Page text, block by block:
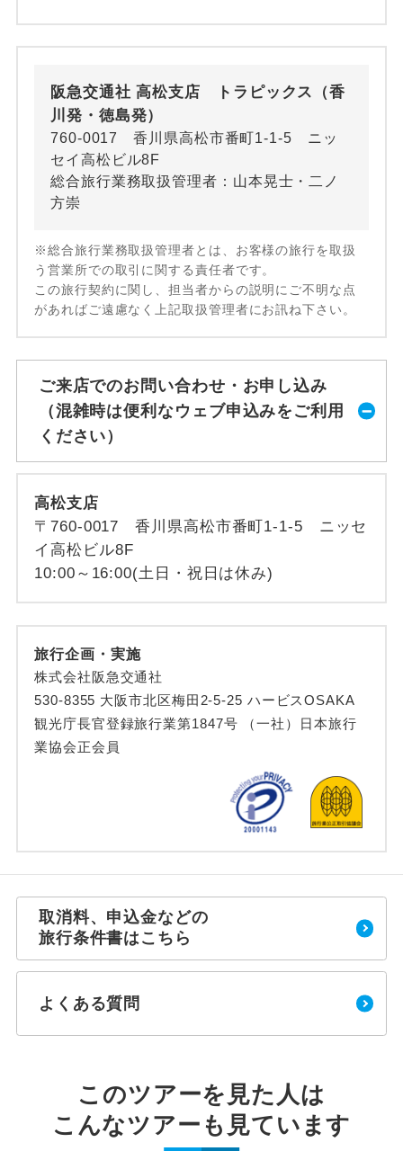
阪急交通社 高松支店 トラピックス（香
川発・徳島発）
760-0017 香川県高松市番町1-1-5 ニッ
セイ高松ビル8F
総合旅行業務取扱管理者：山本晃士・二ノ
方崇
※総合旅行業務取扱管理者とは、お客様の旅行を取扱
う営業所での取引に関する責任者です。
この旅行契約に関し、担当者からの説明にご不明な点
があればご遠慮なく上記取扱管理者にお訊ね下さい。
ご来店でのお問い合わせ・お申し込み
（混雑時は便利なウェブ申込みをご利用
ください）
高松支店
〒760-0017 香川県高松市番町1-1-5 ニッセ
イ高松ビル8F
10:00～16:00(土日・祝日は休み)
旅行企画・実施
株式会社阪急交通社
530-8355 大阪市北区梅田2-5-25 ハービスOSAKA
観光庁長官登録旅行業第1847号 （一社）日本旅行
業協会正会員
取消料、申込金などの
旅行条件書はこちら
よくある質問
このツアーを見た人は
こんなツアーも見ています